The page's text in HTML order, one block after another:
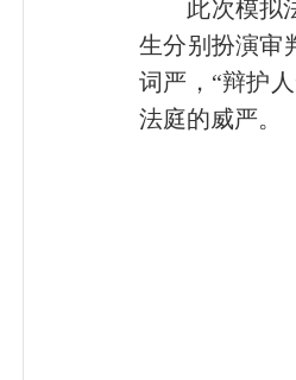
此次模拟法
生分别扮演审
词严，“辩护
法庭的威严。